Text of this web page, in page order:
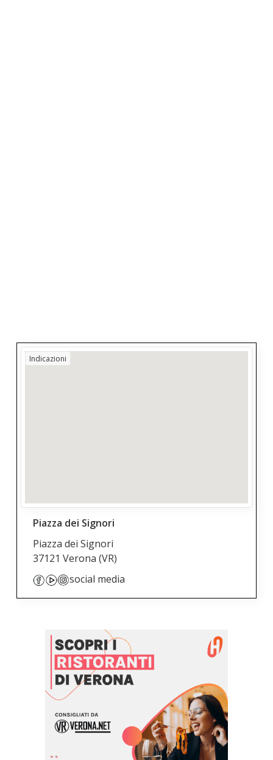
Indicazioni
Piazza dei Signori
Piazza dei Signori
37121 Verona(VR)
social media